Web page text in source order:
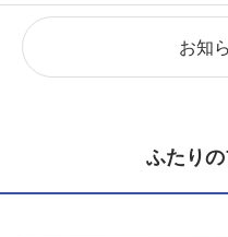
お知
ふたり